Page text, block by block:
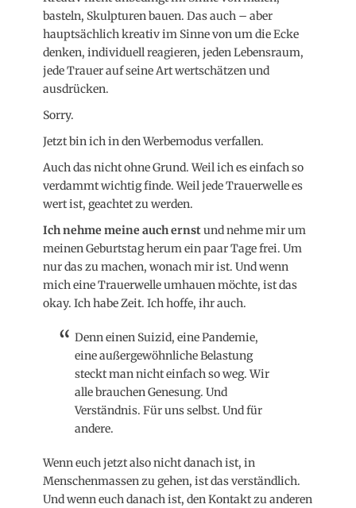
basteln, Skulpturen bauen. Das auch – aber
hauptsächlich kreativ im Sinne von um die Ecke
denken, individuell reagieren, jeden Lebensraum,
jede Trauer auf seine Art wertschätzen und
ausdrücken.
Sorry.
Jetzt bin ich in den Werbemodus verfallen.
Auch das nicht ohne Grund. Weil ich es einfach so
verdammt wichtig finde. Weil jede Trauerwelle es
wert ist, geachtet zu werden.
Ich nehme meine auch ernstund nehme mir um
meinen Geburtstag herum ein paar Tage frei. Um
nur das zu machen, wonach mir ist. Und wenn
mich eine Trauerwelle umhauen möchte, ist das
okay. Ich habe Zeit. Ich hoffe, ihr auch.
Denn einen Suizid, eine Pandemie,
eine außergewöhnliche Belastung
steckt man nicht einfach so weg. Wir
alle brauchen Genesung. Und
Verständnis. Für uns selbst. Und für
andere.
Wenn euch jetzt also nicht danach ist, in
Menschenmassen zu gehen, ist das verständlich.
Und wenn euch danach ist, den Kontakt zu anderen